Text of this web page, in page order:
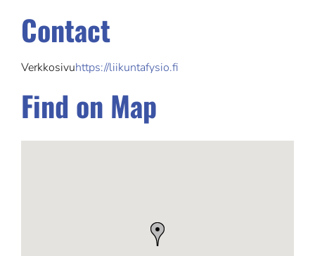
Contact
Verkkosivuhttps://liikuntafysio.fi
Find on Map